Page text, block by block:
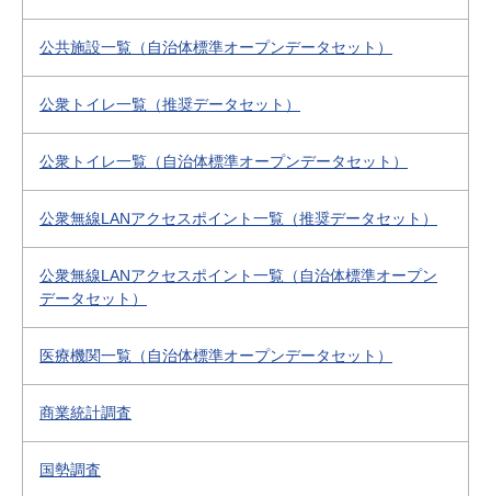
公共施設一覧（自治体標準オープンデータセット）
公衆トイレ一覧（推奨データセット）
公衆トイレ一覧（自治体標準オープンデータセット）
公衆無線LANアクセスポイント一覧（推奨データセット）
公衆無線LANアクセスポイント一覧（自治体標準オープン
データセット）
医療機関一覧（自治体標準オープンデータセット）
商業統計調査
国勢調査